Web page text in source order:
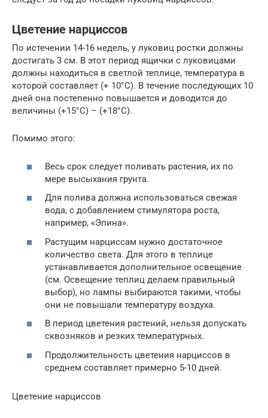
Цветение нарциссов
По истечении 14-16 недель, у луковиц ростки должны
достигать 3 см. В этот период ящички с луковицами
должны находиться в светлой теплице, температура в
которой составляет (+ 10°C). В течение последующих 10
дней она постепенно повышается и доводится до
величины (+15°С) – (+18°C).
Помимо этого:
Весь срок следует поливать растения, их по
мере высыхания грунта.
Для полива должна использоваться свежая
вода, с добавлением стимулятора роста,
например, «Эпина».
Растущим нарциссам нужно достаточное
количество света. Для этого в теплице
устанавливается дополнительное освещение
(см. Освещение теплиц делаем правильный
выбор), но лампы выбираются такими, чтобы
они не повышали температуру воздуха.
В период цветения растений, нельзя допускать
сквозняков и резких температурных.
Продолжительность цветения нарциссов в
среднем составляет примерно 5-10 дней.
Цветение нарциссов